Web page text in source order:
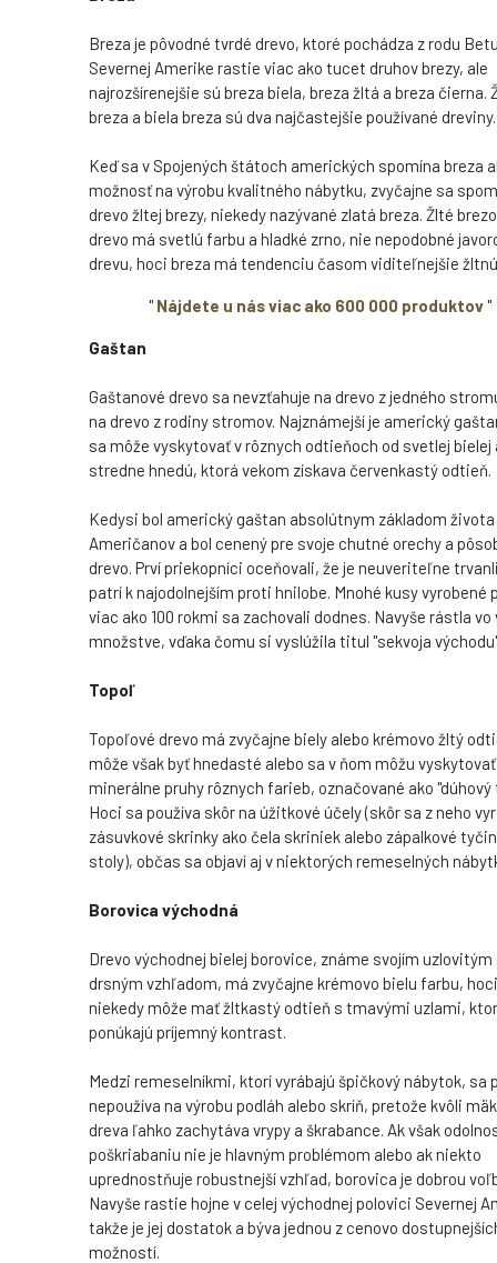
Breza je pôvodné tvrdé drevo, ktoré pochádza z rodu
Severnej Amerike rastie viac ako tucet druhov brezy, ale
najrozšírenejšie sú breza biela, breza žltá a breza čierna.
breza a biela breza sú dva najčastejšie používané dreviny.
Keď sa v Spojených štátoch amerických spomína breza
možnosť na výrobu kvalitného nábytku, zvyčajne sa
drevo žltej brezy, niekedy nazývané zlatá breza. Žlté
drevo má svetlú farbu a hladké zrno, nie nepodobné
drevu, hoci breza má tendenciu časom viditeľnejšie
" Nájdete u nás viac ako 600 000 produktov"
Gaštan
Gaštanové drevo sa nevzťahuje na drevo z jedného
na drevo z rodiny stromov. Najznámejší je americký
sa môže vyskytovať v rôznych odtieňoch od svetlej bielej
stredne hnedú, ktorá vekom získava červenkastý odtieň.
Kedysi bol americký gaštan absolútnym základom života
Američanov a bol cenený pre svoje chutné orechy a
drevo. Prví priekopníci oceňovali, že je neuveriteľne
patrí k najodolnejším proti hnilobe. Mnohé kusy vyrobené
viac ako 100 rokmi sa zachovali dodnes. Navyše rástla
množstve, vďaka čomu si vyslúžila titul "sekvoja
Topoľ
Topoľové drevo má zvyčajne biely alebo krémovo žltý
môže však byť hnedasté alebo sa v ňom môžu vyskytovať
minerálne pruhy rôznych farieb, označované ako "dúhový
Hoci sa používa skôr na úžitkové účely (skôr sa z neho
zásuvkové skrinky ako čela skriniek alebo zápalkové
stoly), občas sa objaví aj v niektorých remeselných
Borovica východná
Drevo východnej bielej borovice, známe svojím uzlovitým
drsným vzhľadom, má zvyčajne krémovo bielu farbu, hoci
niekedy môže mať žltkastý odtieň s tmavými uzlami,
ponúkajú príjemný kontrast.
Medzi remeselníkmi, ktorí vyrábajú špičkový nábytok, sa
nepoužíva na výrobu podláh alebo skríň, pretože kvôli
dreva ľahko zachytáva vrypy a škrabance. Ak však
poškriabaniu nie je hlavným problémom alebo ak niekto
uprednostňuje robustnejší vzhľad, borovica je dobrou
Navyše rastie hojne v celej východnej polovici Severnej
takže je jej dostatok a býva jednou z cenovo
možností.